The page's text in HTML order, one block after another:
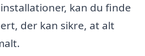
kan du finde
der kan sikre, at alt